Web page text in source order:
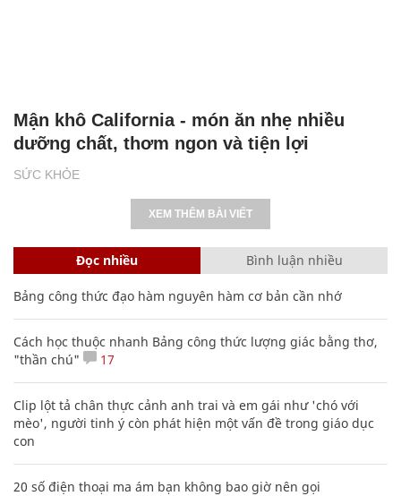
SỨC KHỎE
Mận khô California - món ăn nhẹ nhiều
dưỡng chất, thơm ngon và tiện lợi
XEM THÊM BÀI VIẾT
Đọc nhiều Bình luận nhiều
Bảng công thức đạo hàm nguyên hàm cơ bản cần nhớ
Cách học thuộc nhanh Bảng công thức lượng giác bằng thơ,
"thần chú"
17
Clip lột tả chân thực cảnh anh trai và em gái như 'chó với
mèo', người tinh ý còn phát hiện một vấn đề trong giáo dục
con
20 số điện thoại ma ám bạn không bao giờ nên gọi